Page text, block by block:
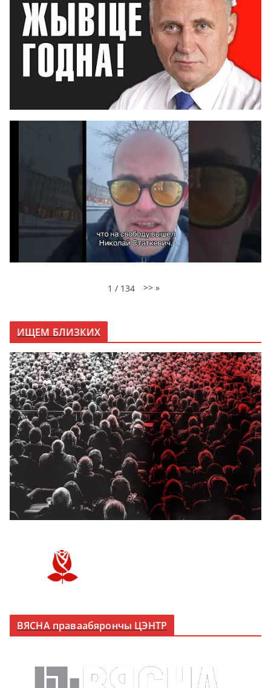
1 / 134 >> »
ИЩЕМ БЛИЗКИХ
ВЯСНА праваабярончы ЦЭНТР